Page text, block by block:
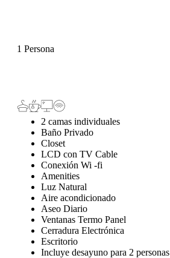
1 Persona
2 camas individuales
Baño Privado
Closet
LCD con TV Cable
Conexión Wi -fi
Amenities
Luz Natural
Aire acondicionado
Aseo Diario
Ventanas Termo Panel
Cerradura Electrónica
Escritorio
Incluye desayuno para 2 personas